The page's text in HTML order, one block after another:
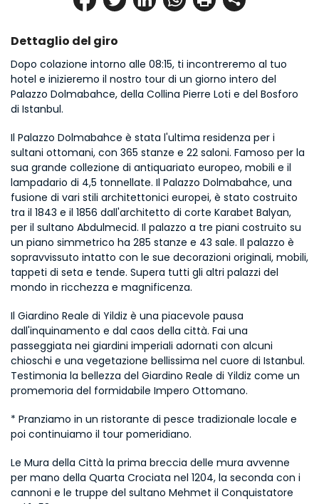
Dettaglio del giro
Dopo colazione intorno alle 08:15, ti incontreremo al tuo
hotel e inizieremo il nostro tour di un giorno intero del
Palazzo Dolmabahce, della Collina Pierre Loti e del Bosforo
di Istanbul.
Il Palazzo Dolmabahce è stata l'ultima residenza per i
sultani ottomani, con 365 stanze e 22 saloni. Famoso per la
sua grande collezione di antiquariato europeo, mobili e il
lampadario di 4,5 tonnellate. Il Palazzo Dolmabahce, una
fusione di vari stili architettonici europei, è stato costruito
tra il 1843 e il 1856 dall'architetto di corte Karabet Balyan,
per il sultano Abdulmecid. Il palazzo a tre piani costruito su
un piano simmetrico ha 285 stanze e 43 sale. Il palazzo è
sopravvissuto intatto con le sue decorazioni originali, mobili,
tappeti di seta e tende. Supera tutti gli altri palazzi del
mondo in ricchezza e magnificenza.
Il Giardino Reale di Yildiz è una piacevole pausa
dall'inquinamento e dal caos della città. Fai una
passeggiata nei giardini imperiali adornati con alcuni
chioschi e una vegetazione bellissima nel cuore di Istanbul.
Testimonia la bellezza del Giardino Reale di Yildiz come un
promemoria del formidabile Impero Ottomano.
* Pranziamo in un ristorante di pesce tradizionale locale e
poi continuiamo il tour pomeridiano.
Le Mura della Città la prima breccia delle mura avvenne
per mano della Quarta Crociata nel 1204, la seconda con i
cannoni e le truppe del sultano Mehmet il Conquistatore